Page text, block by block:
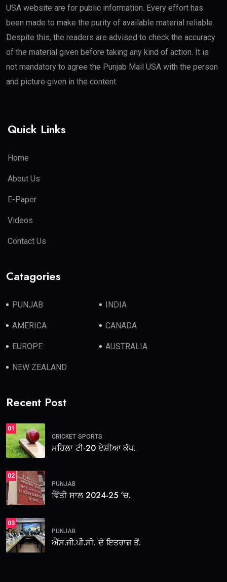
USA website are for public information. Every effort has
been made to make the purity of available material reliable.
Despite this, the readers are advised to check the accuracy
of the material given before taking any kind of action. It is
not mandatory to agree the Punjab Mail USA with the person
and picture given in the content.
Quick Links
Home
About Us
E-Paper
Videos
Contact Us
Catagories
PUNJAB INDIA
AMERICA CANADA
EUROPE AUSTRALIA
NEW ZEALAND
Recent Post
01
CRICKET SPORTS
ਮਹਿਲਾ ਟੀ-20 ਏਸ਼ੀਆ ਕੱਪ.
02
PUNJAB
ਵਿੱਤੀ ਸਾਲ 2024-25 ‘ਚ.
03
PUNJAB
ਐੱਸ.ਜੀ.ਪੀ.ਸੀ. ਦੇ ਇਤਰਾਜ਼ ਤੋਂ.